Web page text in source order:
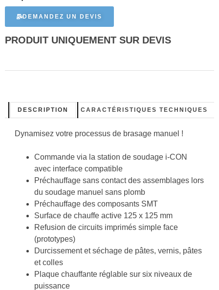
DEMANDEZ UN DEVIS
PRODUIT UNIQUEMENT SUR DEVIS
DESCRIPTION CARACTÉRISTIQUES TECHNIQUES
Dynamisez votre processus de brasage manuel !
Commande via la station de soudage i-CON
avec interface compatible
Préchauffage sans contact des assemblages lors
du soudage manuel sans plomb
Préchauffage des composants SMT
Surface de chauffe active 125 x 125 mm
Refusion de circuits imprimés simple face
(prototypes)
Durcissement et séchage de pâtes, vernis, pâtes
et colles
Plaque chauffante réglable sur six niveaux de
puissance